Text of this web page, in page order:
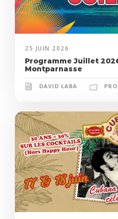
25 JUIN 2026
Programme Juillet
Montparnasse
DAVID LABA